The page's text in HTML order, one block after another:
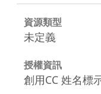
資源類型
未定義
授權資訊
創用CC 姓名標